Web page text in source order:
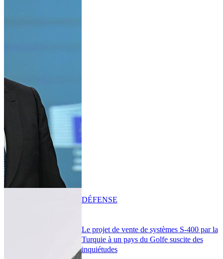
Le projet de vente de systèmes S-400 par la
Turquie à un pays du Golfe suscite des
inquiétudes
DÉFENSE